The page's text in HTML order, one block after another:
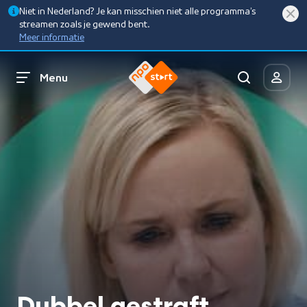
Niet in Nederland? Je kan misschien niet alle programma’s
streamen zoals je gewend bent.
Meer informatie
Menu